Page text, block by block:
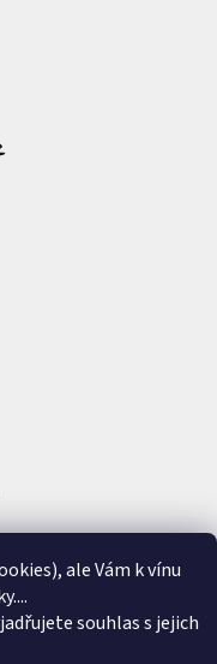
ale Vám k vínu
souhlas s jejich